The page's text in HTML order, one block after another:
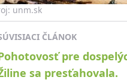
unm.sk
ČLÁNOK
pre
sa presťahovala.